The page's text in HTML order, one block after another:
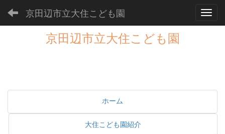
京田辺市立大住こども園
京田辺市立大住こども園
ホーム
大住こども園紹介